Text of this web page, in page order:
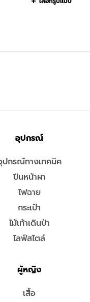
อุปกรณ์
ปกรณ์ทางเทคนิค
ปีนหน้าผา
ไฟฉาย
กระเป๋า
ไม้เท้าเดินป่า
ไลฟ์สไตล์
ผู้หญิง
เสื้อ